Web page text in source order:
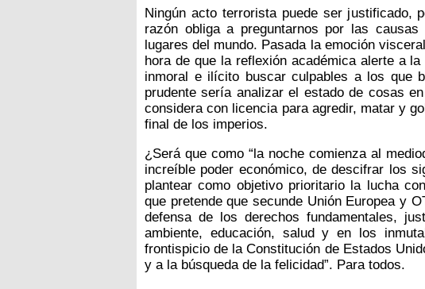
Ningún acto terrorista puede ser justificado,
razón obliga a preguntarnos por las
lugares del mundo. Pasada la emoción
hora de que la reflexión académica alerte a
inmoral e ilícito buscar culpables a los que
prudente sería analizar el estado de cosas
considera con licencia para agredir, matar y
final de los imperios.
¿Será que como “la noche comienza al
increíble poder económico, de descifrar los
plantear como objetivo prioritario la lucha
que pretende que secunde Unión Europea y
defensa de los derechos fundamentales,
ambiente, educación, salud y en los
frontispicio de la Constitución de Estados
y a la búsqueda de la felicidad”. Para todos.